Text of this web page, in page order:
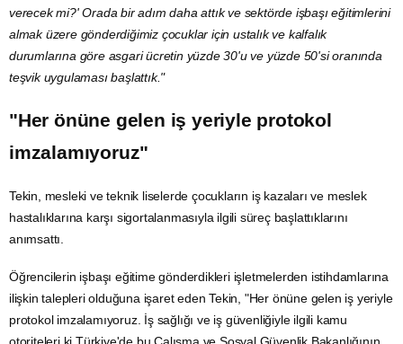
verecek mi?' Orada bir adım daha attık ve sektörde işbaşı eğitimlerini
almak üzere gönderdiğimiz çocuklar için ustalık ve kalfalık
durumlarına göre asgari ücretin yüzde 30'u ve yüzde 50'si oranında
teşvik uygulaması başlattık."
"Her önüne gelen iş yeriyle protokol
imzalamıyoruz"
Tekin, mesleki ve teknik liselerde çocukların iş kazaları ve meslek
hastalıklarına karşı sigortalanmasıyla ilgili süreç başlattıklarını
anımsattı.
Öğrencilerin işbaşı eğitime gönderdikleri işletmelerden istihdamlarına
ilişkin talepleri olduğuna işaret eden Tekin, "Her önüne gelen iş yeriyle
protokol imzalamıyoruz. İş sağlığı ve iş güvenliğiyle ilgili kamu
otoriteleri ki Türkiye'de bu Çalışma ve Sosyal Güvenlik Bakanlığının